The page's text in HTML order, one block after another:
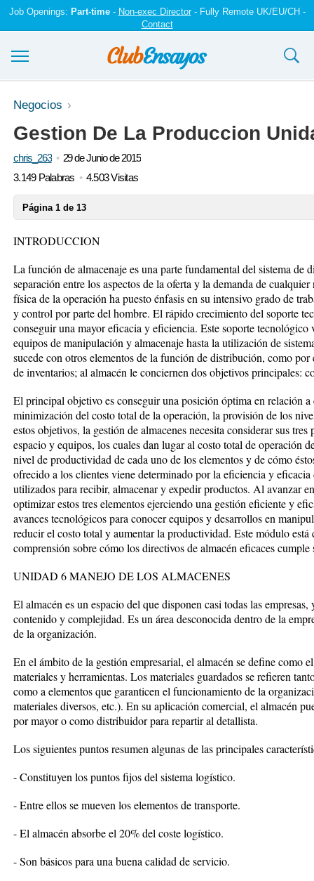
Job Openings: Part-time- Non-exec Director- Fully Remote UK/EU/CH -
Contact
Ensayos y trabajos
Registrarse
Iniciar sesión
Negocios
Gestion De La Produccion
chris_263
29 de Junio de 2015
3.149 Palabras
4.503 Visitas
Página 1 de 13
INTRODUCCION
La función de almacenaje es una parte fundamental del sistema de
separación entre los aspectos de la oferta y la demanda de
física de la operación ha puesto énfasis en su intensivo grado de
y control por parte del hombre. El rápido crecimiento del soporte
conseguir una mayor eficacia y eficiencia. Este soporte tecnológico
equipos de manipulación y almacenaje hasta la utilización de
sucede con otros elementos de la función de distribución, como
de inventarios; al almacén le conciernen dos objetivos principales:
El principal objetivo es conseguir una posición óptima en relación a
minimización del costo total de la operación, la provisión de los
estos objetivos, la gestión de almacenes necesita considerar sus
espacio y equipos, los cuales dan lugar al costo total de operación
nivel de productividad de cada uno de los elementos y de cómo
ofrecido a los clientes viene determinado por la eficiencia y
utilizados para recibir, almacenar y expedir productos. Al avanzar
optimizar estos tres elementos ejerciendo una gestión eficiente y
avances tecnológicos para conocer equipos y desarrollos en
reducir el costo total y aumentar la productividad. Este módulo
comprensión sobre cómo los directivos de almacén eficaces
UNIDAD 6 MANEJO DE LOS ALMACENES
El almacén es un espacio del que disponen casi todas las
contenido y complejidad. Es un área desconocida dentro de la
de la organización.
En el ámbito de la gestión empresarial, el almacén se define como
materiales y herramientas. Los materiales guardados se refieren
como a elementos que garanticen el funcionamiento de la
materiales diversos, etc.). En su aplicación comercial, el almacén
por mayor o como distribuidor para repartir al detallista.
Los siguientes puntos resumen algunas de las principales
- Constituyen los puntos fijos del sistema logístico.
- Entre ellos se mueven los elementos de transporte.
- El almacén absorbe el 20% del coste logístico.
- Son básicos para una buena calidad de servicio.